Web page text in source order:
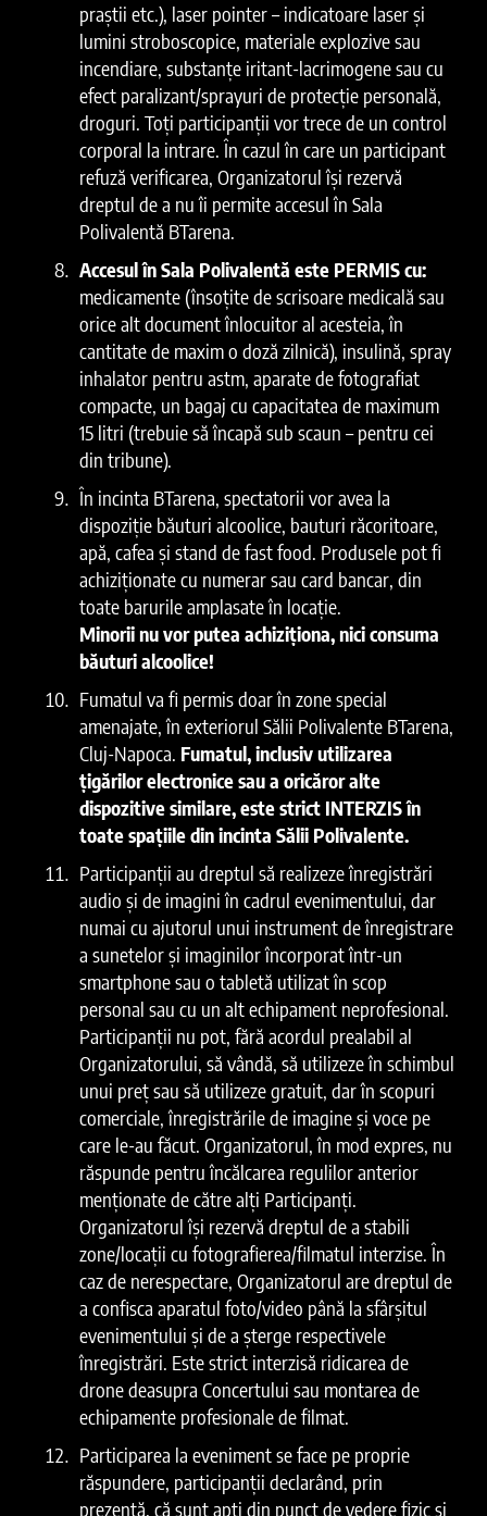
praștii etc.), laser pointer – indicatoare laser și
lumini stroboscopice, materiale explozive sau
incendiare, substanțe iritant-lacrimogene sau cu
efect paralizant/sprayuri de protecție personală,
droguri. Toți participanții vor trece de un control
corporal la intrare. În cazul în care un participant
refuză verificarea, Organizatorul își rezervă
dreptul de a nu îi permite accesul în Sala
Polivalentă BTarena.
Accesul în Sala Polivalentă este PERMIS cu:
medicamente (însoțite de scrisoare medicală sau
orice alt document înlocuitor al acesteia, în
cantitate de maxim o doză zilnică), insulină, spray
inhalator pentru astm, aparate de fotografiat
compacte, un bagaj cu capacitatea de maximum
15 litri (trebuie să încapă sub scaun – pentru cei
din tribune).
În incinta BTarena, spectatorii vor avea la
dispoziție băuturi alcoolice, bauturi răcoritoare,
apă, cafea și stand de fast food. Produsele pot fi
achiziționate cu numerar sau card bancar, din
toate barurile amplasate în locație.
Minorii nu vor putea achiziționa, nici consuma
băuturi alcoolice!
Fumatul va fi permis doar în zone special
amenajate, în exteriorul Sălii Polivalente BTarena,
Cluj-Napoca. Fumatul, inclusiv utilizarea
țigărilor electronice sau a oricăror alte
dispozitive similare, este strict INTERZIS în
toate spațiile din incinta Sălii Polivalente.
Participanții au dreptul să realizeze înregistrări
audio și de imagini în cadrul evenimentului, dar
numai cu ajutorul unui instrument de înregistrare
a sunetelor și imaginilor încorporat într-un
smartphone sau o tabletă utilizat în scop
personal sau cu un alt echipament neprofesional.
Participanții nu pot, fără acordul prealabil al
Organizatorului, să vândă, să utilizeze în schimbul
unui preț sau să utilizeze gratuit, dar în scopuri
comerciale, înregistrările de imagine și voce pe
care le-au făcut. Organizatorul, în mod expres, nu
răspunde pentru încălcarea regulilor anterior
menționate de către alți Participanți.
Organizatorul își rezervă dreptul de a stabili
zone/locații cu fotografierea/filmatul interzise. În
caz de nerespectare, Organizatorul are dreptul de
a confisca aparatul foto/video până la sfârșitul
evenimentului și de a șterge respectivele
înregistrări. Este strict interzisă ridicarea de
drone deasupra Concertului sau montarea de
echipamente profesionale de filmat.
Participarea la eveniment se face pe proprie
răspundere, participanții declarând, prin
prezență, că sunt apți din punct de vedere fizic și